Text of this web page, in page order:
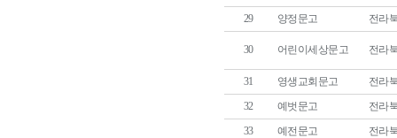
29
양정문고 전라
30 어린이세상문고 전라
31 영생교회문고
전라
32
예벗문고
전라
33
예전문고 전라